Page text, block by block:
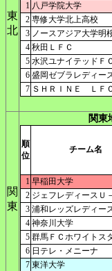
東
北
1 八戸学院大学
2 専修大学北上高校
3 ノースアジア大学明
4 秋田ＬＦＣ
5 水沢ユナイテッドＦ
6 盛岡ゼブラレディー
7 ＳＨＲＩＮＥ ＬＦＣ
関
東
関東
順
位
チーム名
1 早稲田大学
2 ジェフレディースＵ
3 浦和レッズレディー
4 神奈川大学
5 群馬ＦＣホワイトス
6 日テレ・メニーナ
7 東洋大学